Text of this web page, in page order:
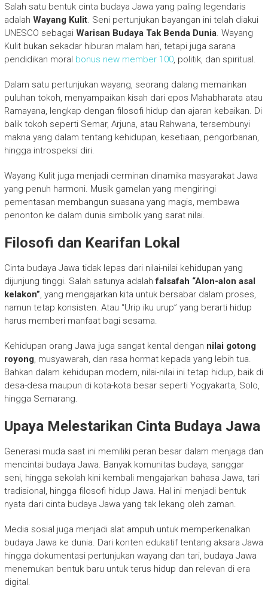
Salah satu bentuk cinta budaya Jawa yang paling legendaris
adalah Wayang Kulit. Seni pertunjukan bayangan ini telah diakui
UNESCO sebagai Warisan Budaya Tak Benda Dunia. Wayang
Kulit bukan sekadar hiburan malam hari, tetapi juga sarana
pendidikan moral bonus new member 100, politik, dan spiritual.
Dalam satu pertunjukan wayang, seorang dalang memainkan
puluhan tokoh, menyampaikan kisah dari epos Mahabharata atau
Ramayana, lengkap dengan filosofi hidup dan ajaran kebaikan. Di
balik tokoh seperti Semar, Arjuna, atau Rahwana, tersembunyi
makna yang dalam tentang kehidupan, kesetiaan, pengorbanan,
hingga introspeksi diri.
Wayang Kulit juga menjadi cerminan dinamika masyarakat Jawa
yang penuh harmoni. Musik gamelan yang mengiringi
pementasan membangun suasana yang magis, membawa
penonton ke dalam dunia simbolik yang sarat nilai.
Filosofi dan Kearifan Lokal
Cinta budaya Jawa tidak lepas dari nilai-nilai kehidupan yang
dijunjung tinggi. Salah satunya adalahfalsafah “Alon-alon asal
kelakon”, yang mengajarkan kita untuk bersabar dalam proses,
namun tetap konsisten. Atau “Urip iku urup” yang berarti hidup
harus memberi manfaat bagi sesama.
Kehidupan orang Jawa juga sangat kental dengan nilai gotong
royong, musyawarah, dan rasa hormat kepada yang lebih tua.
Bahkan dalam kehidupan modern, nilai-nilai ini tetap hidup, baik di
desa-desa maupun di kota-kota besar seperti Yogyakarta, Solo,
hingga Semarang.
Upaya Melestarikan Cinta Budaya Jawa
Generasi muda saat ini memiliki peran besar dalam menjaga dan
mencintai budaya Jawa. Banyak komunitas budaya, sanggar
seni, hingga sekolah kini kembali mengajarkan bahasa Jawa, tari
tradisional, hingga filosofi hidup Jawa. Hal ini menjadi bentuk
nyata dari cinta budaya Jawa yang tak lekang oleh zaman.
Media sosial juga menjadi alat ampuh untuk memperkenalkan
budaya Jawa ke dunia. Dari konten edukatif tentang aksara Jawa
hingga dokumentasi pertunjukan wayang dan tari, budaya Jawa
menemukan bentuk baru untuk terus hidup dan relevan di era
digital.